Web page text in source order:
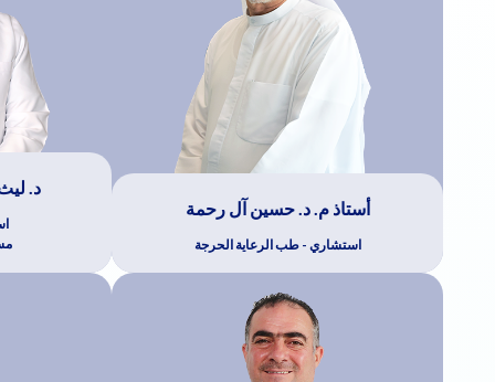
أستاذ م. د. حسين آل رحمة
استشاري - طب الرعاية الحرجة
د.